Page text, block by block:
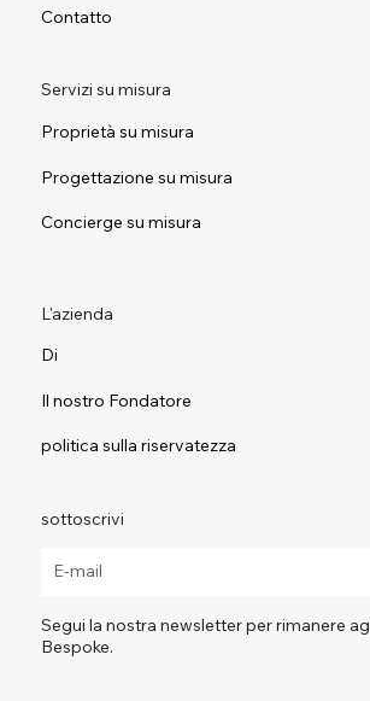
Contatto
Servizi su misura
Proprietà su misura
Progettazione su misura
Concierge su misura
L'azienda
Di
Il nostro Fondatore
politica sulla riservatezza
sottoscrivi
Segui la nostra newsletter per rimanere
Bespoke.